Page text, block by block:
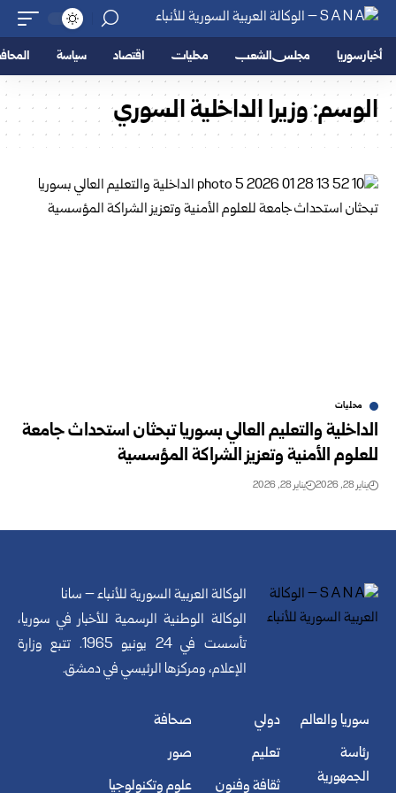
أخبار سوريا مجلس الشعب محليات اقتصاد سياسة
الوسم:وزيرا الداخلية السوري
محليات
الداخلية والتعليم العالي بسوريا تبحثان استحداث جامعة
للعلوم الأمنية وتعزيز الشراكة المؤسسية
يناير 28, 2026 يناير 28, 2026
الوكالة العربية السورية للأنباء – سانا
الوكالة الوطنية الرسمية للأخبار في سوريا،
تأسست في 24 يونيو 1965. تتبع وزارة
الإعلام، ومركزها الرئيسي في دمشق.
سوريا والعالم
رئاسة
الجمهورية
دولي
تعليم
ثقافة وفنون
صحافة
صور
علوم وتكنولوجيا